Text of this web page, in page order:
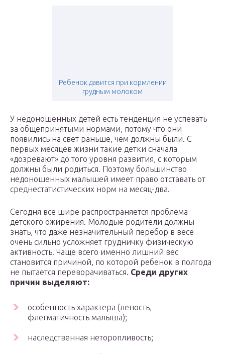
Ребенок давится при кормлении
грудным молоком
У недоношенных детей есть тенденция не успевать
за общепринятыми нормами, потому что они
появились на свет раньше, чем должны были. С
первых месяцев жизни такие детки сначала
«дозревают» до того уровня развития, с которым
должны были родиться. Поэтому большинство
недоношенных малышей имеет право отставать от
среднестатистических норм на месяц-два.
Сегодня все шире распространяется проблема
детского ожирения. Молодые родители должны
знать, что даже незначительный перебор в весе
очень сильно усложняет грудничку физическую
активность. Чаще всего именно лишний вес
становится причиной, по которой ребенок в полгода
не пытается переворачиваться. Среди других
причин выделяют:
особенность характера (леность,
флегматичность малыша);
наследственная неторопливость;